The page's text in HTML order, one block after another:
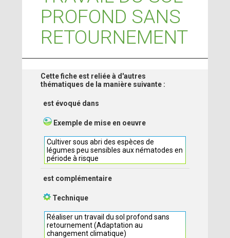
PROFOND SANS
RETOURNEMENT
Cette fiche est reliée à d'autres
thématiques de la manière suivante :
est évoqué dans
Exemple de mise en oeuvre
Cultiver sous abri des espèces de
légumes peu sensibles aux nématodes en
période à risque
est complémentaire
Technique
Réaliser un travail du sol profond sans
retournement (Adaptation au
changement climatique)